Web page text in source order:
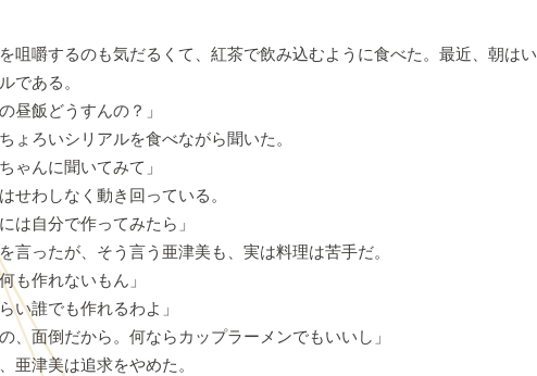
咀嚼するのも気だるくて、紅茶で飲み込むように食べた。最近、朝はい
である。
昼飯どうすんの？」
ょろいシリアルを食べながら聞いた。
ゃんに聞いてみて」
せわしなく動き回っている。
は自分で作ってみたら」
言ったが、そう言う亜津美も、実は料理は苦手だ。
も作れないもん」
い誰でも作れるわよ」
、面倒だから。何ならカップラーメンでもいいし」
亜津美は追求をやめた。